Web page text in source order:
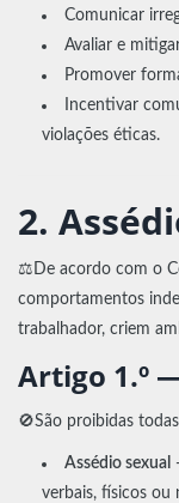
Comunicar
Avaliar e
Promover
Incentivar
violações éticas.
2.
⚖️De acordo com o
comportamentos
trabalhador, criem
Artigo 1.º
🚫São proibidas
Assédio sexual
verbais, físicos ou